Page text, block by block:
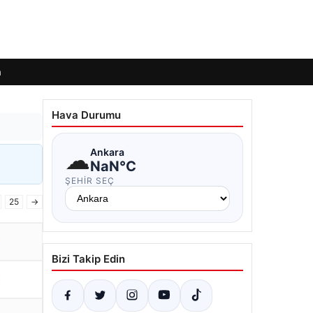
25 →
Hava Durumu
☁Ankara
NaN°C
ŞEHIR SEÇ
Bizi Takip Edin